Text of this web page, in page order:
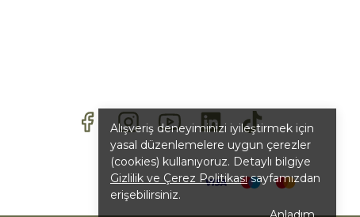
Alışveriş deneyiminizi iyileştirmek için
yasal düzenlemelere uygun çerezler
(cookies) kullanıyoruz. Detaylı bilgiye
Gizlilik ve Çerez Politikasısayfamızdan
erişebilirsiniz.